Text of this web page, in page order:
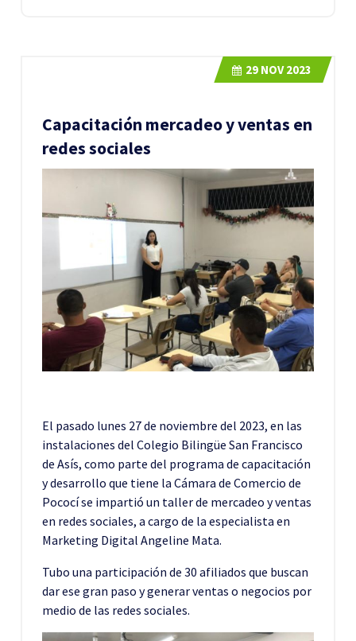
Capacitación mercadeo y ventas en
redes sociales
29 NOV 2023
El pasado lunes 27 de noviembre del 2023, en las
instalaciones del Colegio Bilingüe San Francisco
de Asís, como parte del programa de capacitación
y desarrollo que tiene la Cámara de Comercio de
Pococí se impartió un taller de mercadeo y ventas
en redes sociales, a cargo de la especialista en
Marketing Digital Angeline Mata.
Tubo una participación de 30 afiliados que buscan
dar ese gran paso y generar ventas o negocios por
medio de las redes sociales.